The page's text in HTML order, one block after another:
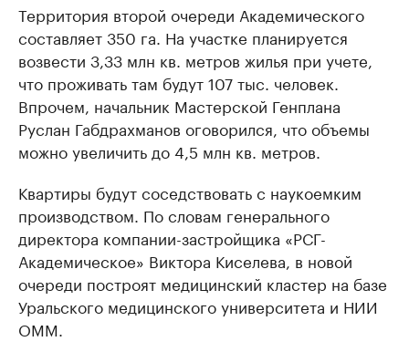
Территория второй очереди Академического
составляет 350 га. На участке планируется
возвести 3,33 млн кв. метров жилья при учете,
что проживать там будут 107 тыс. человек.
Впрочем, начальник Мастерской Генплана
Руслан Габдрахманов оговорился, что объемы
можно увеличить до 4,5 млн кв. метров.
Квартиры будут соседствовать с наукоемким
производством. По словам генерального
директора компании-застройщика «РСГ-
Академическое» Виктора Киселева, в новой
очереди построят медицинский кластер на базе
Уральского медицинского университета и НИИ
ОММ.